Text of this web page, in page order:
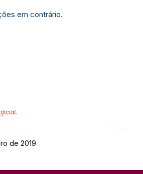
em contrário.
de 2019